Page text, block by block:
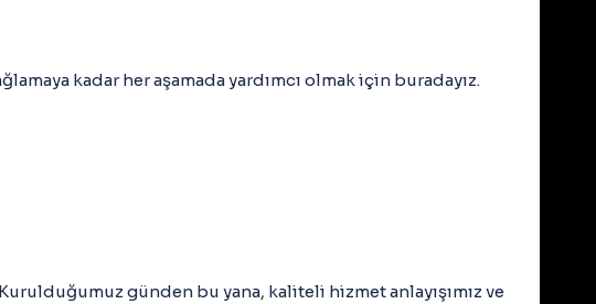
kadar her aşamada yardımcı olmak için buradayız.
günden bu yana, kaliteli hizmet anlayışımız ve